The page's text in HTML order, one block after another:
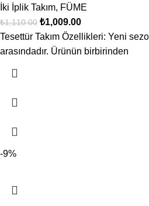
İki İplik Takım, FÜME
₺1,110.00 ₺1,009.00
Tesettür Takım Özellikleri: Yeni
arasındadır. Ürünün birbirinden
-9%